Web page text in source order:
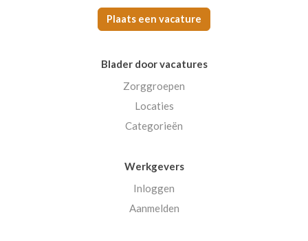
Plaats een vacature
Blader door vacatures
Zorggroepen
Locaties
Categorieën
Werkgevers
Inloggen
Aanmelden